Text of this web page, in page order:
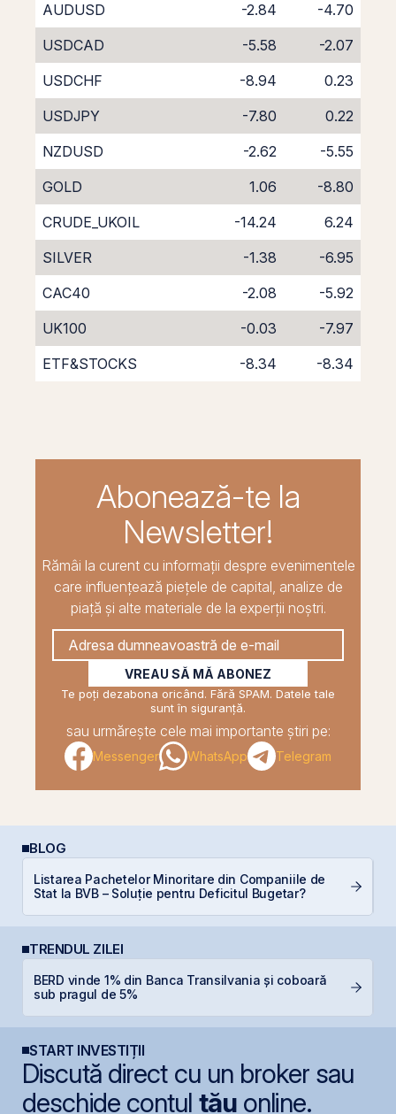
AUDUSD
-2.84
-4.70
USDCAD
-5.58
-2.07
USDCHF
-8.94
0.23
USDJPY
-7.80
0.22
NZDUSD
-2.62
-5.55
GOLD
1.06
-8.80
CRUDE_UKOIL
-14.24
6.24
SILVER
-1.38
-6.95
CAC40
-2.08
-5.92
UK100
-0.03
-7.97
ETF&STOCKS
-8.34 -8.34
Abonează-te la
Newsletter!
Rămâi la curent cu informații despre evenimentele
care influențează piețele de capital, analize de
piață și alte materiale de la experții noștri.
VREAU SĂ MĂ ABONEZ
Te poți dezabona oricând. Fără SPAM. Datele tale
sunt în siguranță.
sau urmărește cele mai importante știri pe:
Messenger WhatsApp Telegram
BLOG
Listarea Pachetelor Minoritare din Companiile de
Stat la BVB – Soluție pentru Deficitul Bugetar?
TRENDUL ZILEI
BERD vinde 1% din Banca Transilvania și coboară
sub pragul de 5%
START INVESTIȚII
Discută direct cu un broker sau
deschide contul tăuonline.